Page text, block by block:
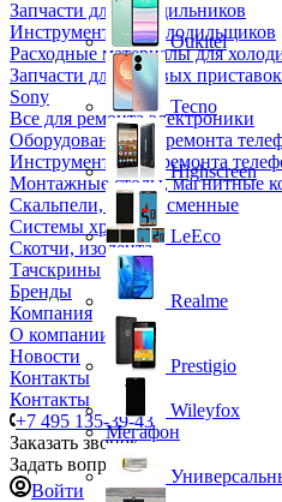
Запчасти для холодильников
Инструмент для холодильщиков
Расходные материалы для
Запчасти для игровых приставок
Sony
Все для ремонта электроники
Оборудование для ремонта
Инструменты для ремонта
Монтажные столы, магнитные
Скальпели, лезвия сменные
Системы хранения
Скотчи, изолента
Тачскрины
Бренды
Компания
О компании
Новости
Контакты
Контакты
+7 495 135-39-43
Заказать звонок
Задать вопрос
Войти
Oukitel
Tecno
Highscreen
LeEco
Realme
Prestigio
Wileyfox
Мегафон